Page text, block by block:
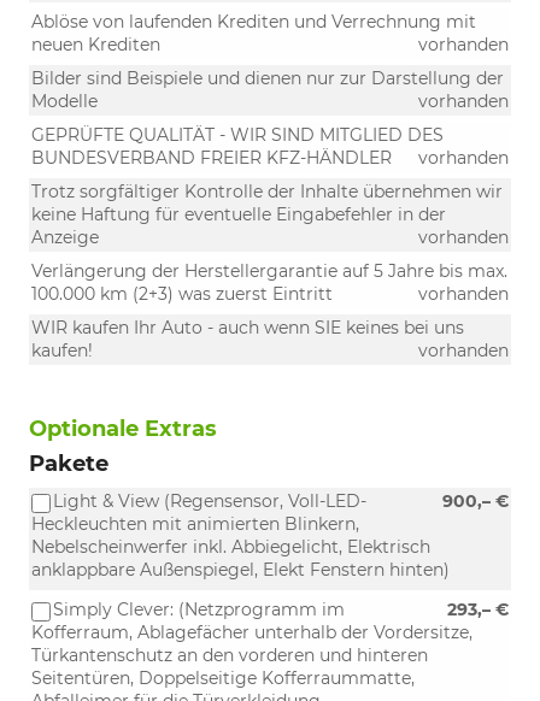
Ablöse von laufenden Krediten und Verrechnung mit
neuen Krediten
vorhanden
Bilder sind Beispiele und dienen nur zur Darstellung der
Modelle
vorhanden
GEPRÜFTE QUALITÄT - WIR SIND MITGLIED DES
BUNDESVERBAND FREIER KFZ-HÄNDLER
vorhanden
Trotz sorgfältiger Kontrolle der Inhalte übernehmen wir
keine Haftung für eventuelle Eingabefehler in der
Anzeige
vorhanden
Verlängerung der Herstellergarantie auf 5 Jahre bis max.
100.000 km (2+3) was zuerst Eintritt
vorhanden
WIR kaufen Ihr Auto - auch wenn SIE keines bei uns
kaufen!
vorhanden
Optionale Extras
Pakete
900,– €
Light & View (Regensensor, Voll-LED-
Heckleuchten mit animierten Blinkern,
Nebelscheinwerfer inkl. Abbiegelicht, Elektrisch
anklappbare Außenspiegel, Elekt Fenstern hinten)
293,– €
Simply Clever: (Netzprogramm im
Kofferraum, Ablagefächer unterhalb der Vordersitze,
Türkantenschutz an den vorderen und hinteren
Seitentüren, Doppelseitige Kofferraummatte,